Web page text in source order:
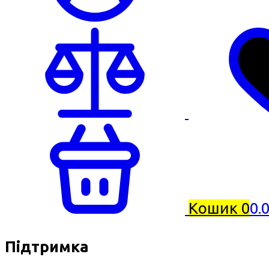
Кошик 0
Підтримка